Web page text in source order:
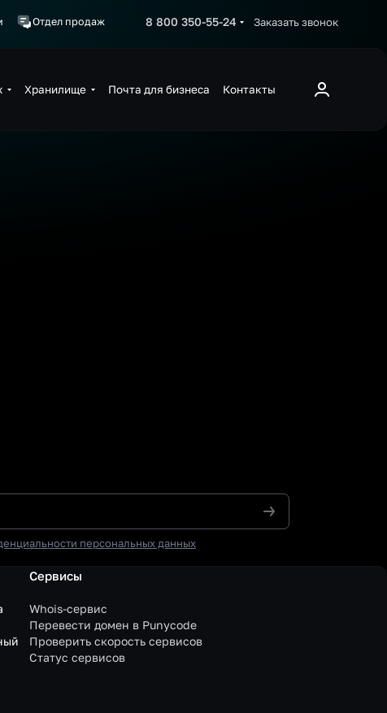
Отдел продаж 8 800 350-55-24 Заказать звонок
Хранилище Почта для бизнеса Контакты
персональных данных
Сервисы
Whois-сервис
Перевести домен в Punycode
Проверить скорость сервисов
Статус сервисов